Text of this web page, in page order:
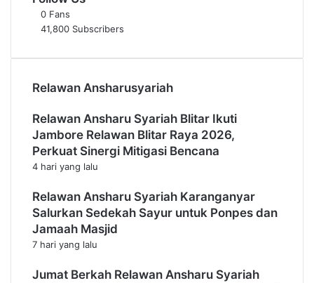
0 Fans
41,800 Subscribers
Relawan Ansharusyariah
Relawan Ansharu Syariah Blitar Ikuti
Jambore Relawan Blitar Raya 2026,
Perkuat Sinergi Mitigasi Bencana
4 hari yang lalu
Relawan Ansharu Syariah Karanganyar
Salurkan Sedekah Sayur untuk Ponpes dan
Jamaah Masjid
7 hari yang lalu
Jumat Berkah Relawan Ansharu Syariah